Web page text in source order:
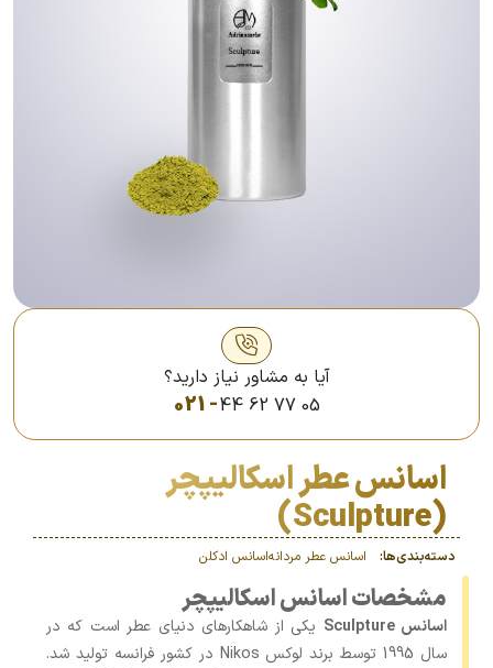
آیا به مشاور نیاز دارید؟
021 -44 62 77 05
اسانس عطر اسکالیپچر
(Sculpture)
دسته‌بندی‌ها: اسانس عطر مردانهاسانس‌ ادکلن
مشخصات اسانس اسکالیپچر
اسانس Sculpture
یکی از شاهکارهای دنیای عطر است که در
سال 1995 توسط برند لوکس Nikos در کشور فرانسه تولید شد.